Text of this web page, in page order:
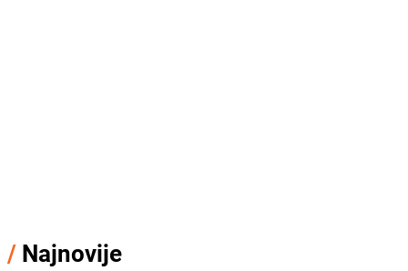
/ Najnovije